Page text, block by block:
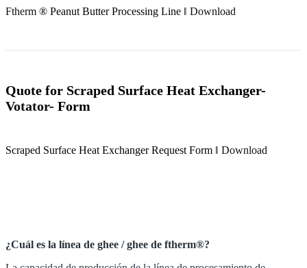
Ftherm ® Peanut Butter Processing Line ‖ Download
Quote for Scraped Surface Heat Exchanger-
Votator- Form
Scraped Surface Heat Exchanger Request Form ‖ Download
¿Cuál es la línea de ghee / ghee de ftherm®?